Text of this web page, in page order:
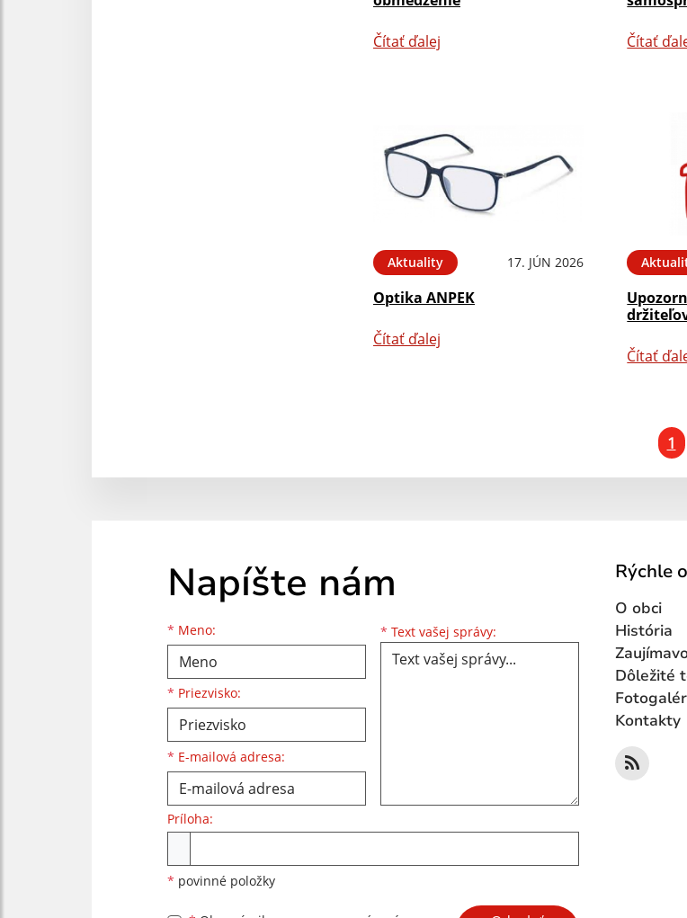
Čítať ďalej Čítať
Aktuality 17. JÚN 2026
Optika ANPEK
Čítať ďalej
Čítať
1
Napíšte nám
* Meno:
Meno
* Priezvisko:
Priezvisko
* E-mailová adresa:
E-mailová adresa * Text vašej správy: Text vašej správy...
Príloha:
* povinné položky
Rýchle
O obci
História
Dôležité
Kontakty